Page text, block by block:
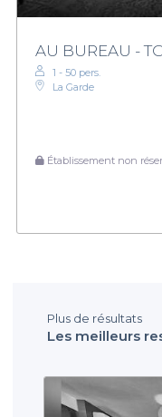
AU BUREAU -
1 - 50 pers.
La Garde
Établissement non
Plus de résultats
Les meilleurs